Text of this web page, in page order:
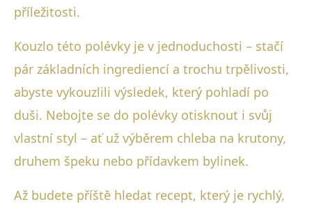
příležitosti.
Kouzlo této polévky je v jednoduchosti – stačí
pár základních ingrediencí a trochu trpělivosti,
abyste vykouzlili výsledek, který pohladí po
duši. Nebojte se do polévky otisknout i svůj
vlastní styl – ať už výběrem chleba na krutony,
druhem špeku nebo přídavkem bylinek.
Až budete příště hledat recept, který je rychlý,